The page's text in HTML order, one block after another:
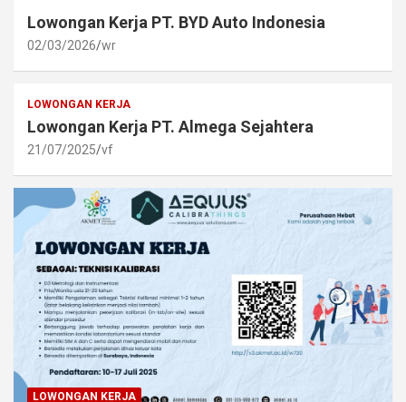
Lowongan Kerja PT. BYD Auto Indonesia
02/03/2026 wr
LOWONGAN KERJA
Lowongan Kerja PT. Almega Sejahtera
21/07/2025 vf
LOWONGAN KERJA